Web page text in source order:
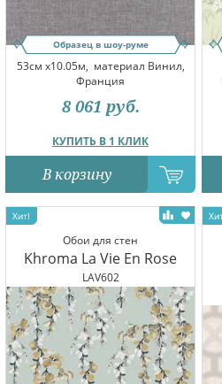
Образец в шоу-руме
53см x10.05м, материал Винил,
Франция
КУПИТЬ В 1 КЛИК
8 061 руб.
В корзину
Обои для стен
Khroma La Vie En Rose
LAV602